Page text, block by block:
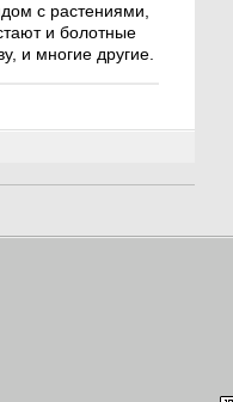
с растениями,
и болотные
и многие другие.